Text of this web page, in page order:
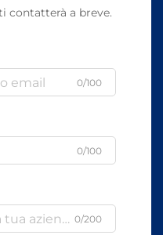
contatterà a breve.
0/100
0/100
0/200